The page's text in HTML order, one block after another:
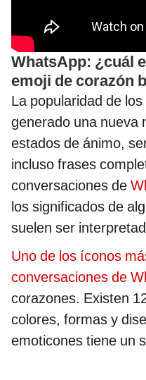
WhatsApp: ¿cuál
emoji de corazón
La popularidad de los
generado una nueva
estados de ánimo,
incluso frases
conversaciones de
los significados de
suelen ser
Uno de los íconos
conversaciones de
corazones. Existen
colores, formas y
emoticones tiene un